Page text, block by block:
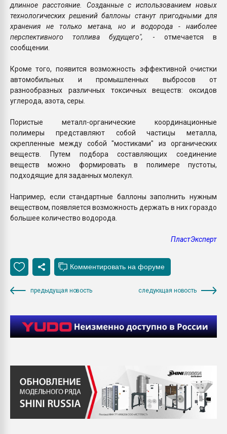
длинное расстояние. Созданные с использованием новых
технологических решений баллоны станут пригодными для
хранения не только метана, но и водорода - наиболее
перспективного топлива будущего", - отмечается в
сообщении.
Кроме того, появится возможность эффективной очистки
автомобильных и промышленных выбросов от
разнообразных различных токсичных веществ: оксидов
углерода, азота, серы.
Пористые металл-органические координационные
полимеры представляют собой частицы металла,
скрепленные между собой "мостиками" из органических
веществ. Путем подбора составляющих соединение
веществ можно формировать в полимере пустоты,
подходящие для заданных молекул.
Например, если стандартные баллоны заполнить нужным
веществом, появляется возможность держать в них гораздо
большее количество водорода.
ПластЭксперт
предыдущая новость следующая новость